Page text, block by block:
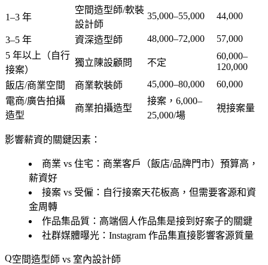
1–3 年
空間造型師/軟裝
設計師
35,000–55,000 44,000
3–5 年 資深造型師 48,000–72,000
57,000
5 年以上（自行
接案）
獨立陳設顧問 不定
60,000–
120,000
飯店/商業空間
商業軟裝師 45,000–80,000
60,000
電商/廣告拍攝
造型
商業拍攝造型
接案，6,000–
25,000/場
視接案量
影響薪資的關鍵因素：
商業 vs 住宅 ：商業客戶（飯店/品牌門市）預算高，
薪資好
接案 vs 受僱 ：自行接案天花板高，但需要客源和資
金周轉
作品集品質 ：高端個人作品集是接到好案子的關鍵
社群媒體曝光 ：Instagram 作品集直接影響客源質量
空間造型師 vs 室內設計師